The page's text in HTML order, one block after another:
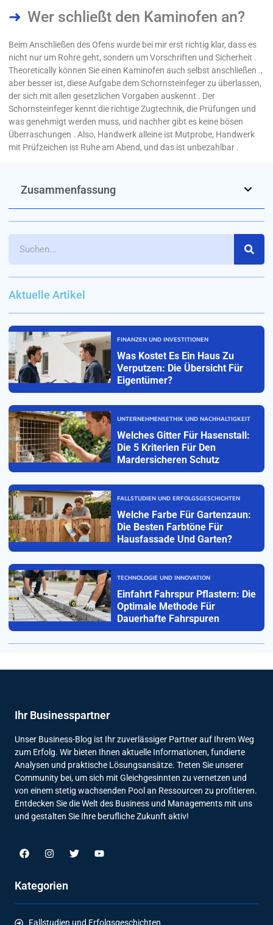
Zusammenfassung
Aktuelle Artikel
FINANZEN UND INVESTITIONEN
Was Kostet Es Ein Haus Zu
Verputzen: Die Übersicht Für
Eigentümer?
UNTERNEHMENSETHIK UND NACHHALTIGKEIT
Welches Gitter Für Hasenstall:
Die 5 Kriterien Für Den
Mardersicheren Schutz
FALLSTUDIEN UND ERFOLGSGESCHICHTEN
Welche Farbe Für Gartenzaun:
Die Besten Farbtöne Für
Hausfassade Und Garten?
TECHNOLOGIE UND INNOVATION
Einfahrt Fahrspur Pflastern: Die
Optimale Methode Für
Dauerhafte Fahrspuren
Wer schließt den Kaminofen an?
Beim Anschließen des Ofens wurde bei mir erst richtig klar, dass es
nicht nur um Rohre geht, sondern um Vorschriften und Sicherheit .
Theoretically können Sie einen Kaminofen auch selbst anschließen .,
aber besser ist, diese Aufgabe dem Schornsteinfeger zu überlassen,
der sich mit allen gesetzlichen Vorgaben auskennt . Der
Schornsteinfeger kennt die richtige Zugtechnik, die Prüfungen und
was genehmigt werden muss, und nachher gibt es keine bösen
Überraschungen . Also, Handwerk alleine ist Mutprobe, Handwerk
mit Prüfzeichen ist Ruhe am Abend, und das ist unbezahlbar .
Ihr Businesspartner
Unser Business-Blog ist Ihr zuverlässiger Partner auf Ihrem Weg
zum Erfolg. Wir bieten Ihnen aktuelle Informationen, fundierte
Analysen und praktische Lösungsansätze. Treten Sie unserer
Community bei, um sich mit Gleichgesinnten zu vernetzen und
von einem stetig wachsenden Pool an Ressourcen zu profitieren.
Entdecken Sie die Welt des Business und Managements mit uns
und gestalten Sie Ihre berufliche Zukunft aktiv!
Kategorien
Fallstudien und Erfolgsgeschichten